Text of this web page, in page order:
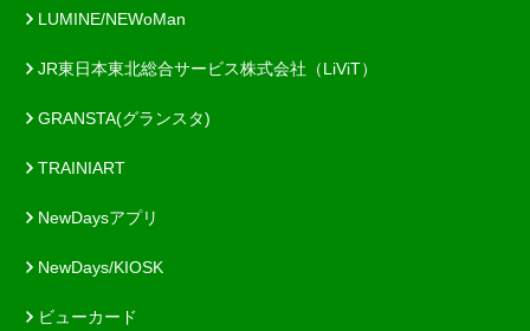
LUMINE/NEWoMan
JR東日本東北総合サービス株式会社（LiViT）
GRANSTA(グランスタ)
TRAINIART
NewDaysアプリ
NewDays/KIOSK
ビューカード